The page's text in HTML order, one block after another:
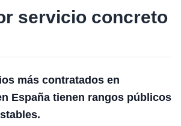
servicio concreto
más contratados en
España tienen rangos públicos